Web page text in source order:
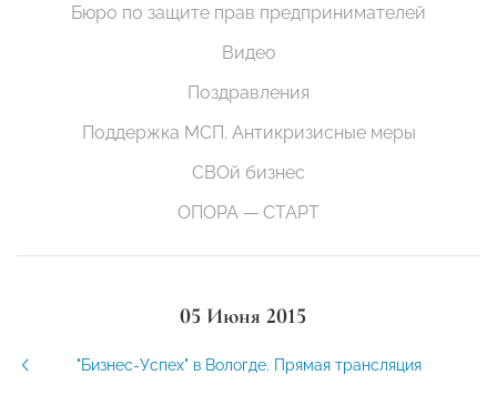
Бюро по защите прав предпринимателей
Видео
Поздравления
Поддержка МСП. Антикризисные меры
СВОй бизнес
ОПОРА — СТАРТ
05 Июня 2015
"Бизнес-Успех" в Вологде. Прямая трансляция